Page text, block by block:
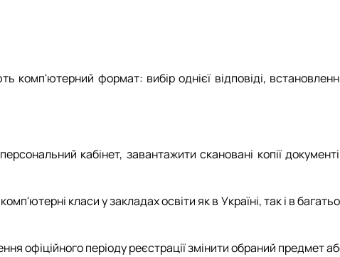
комп'ютерний формат: вибір однієї відповіді,
кабінет, завантажити скановані копії
класи у закладах освіти як в Україні, так і в
офіційного періоду реєстрації змінити обраний предмет